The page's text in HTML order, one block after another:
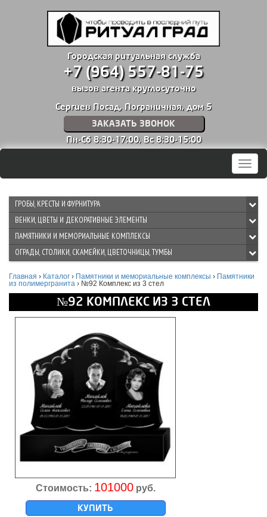
Городская ритуальная служба
+7 (964) 557-81-75
вызов агента круглосуточно
Сергиев Посад, Пограничная, дом 5
ЗАКАЗАТЬ ЗВОНОК
Пн-Сб 8:30-17:00, Вс 8:30-15:00
Меню
ГРОБЫ, КРЕСТЫ И ФУРНИТУРА
ВЕНКИ, ЦВЕТЫ И ДЕКОРАТИВНЫЕ ЭЛЕМЕНТЫ
ПАМЯТНИКИ И МЕМОРИАЛЬНЫЕ КОМПЛЕКСЫ
ОГРАДЫ, СТОЛИКИ, СКАМЕЙКИ, ЦВЕТОЧНИЦЫ, ТУМБЫ
Главная › Каталог › Памятники и мемориальные комплексы › Памятники
из полимергранита › №92 Комплекс из 3 стел
№92 КОМПЛЕКС ИЗ 3 СТЕЛ
Стоимость: 101000руб.
КУПИТЬ